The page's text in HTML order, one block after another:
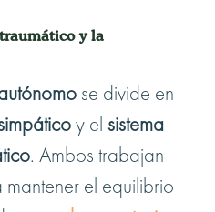
y la
se divide en
y el sistema
. Ambos trabajan
el equilibrio